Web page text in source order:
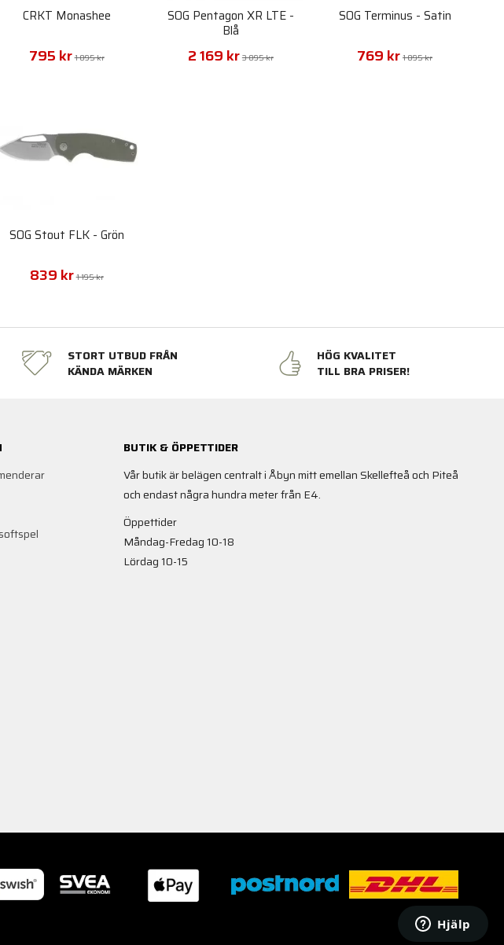
CRKT Monashee
795 kr 1 095 kr
SOG Pentagon XR LTE -
Blå
2 169 kr 3 095 kr
SOG Terminus - Satin
769 kr 1 095 kr
SOG Stout FLK - Grön
839 kr 1 195 kr
STORT UTBUD FRÅN
KÄNDA MÄRKEN
HÖG KVALITET
TILL BRA PRISER!
BUTIK & ÖPPETTIDER
Vår butik är belägen centralt i Åbyn mitt emellan Skellefteå och Piteå
och endast några hundra meter från E4.
Öppettider
Måndag-Fredag 10-18
Lördag 10-15